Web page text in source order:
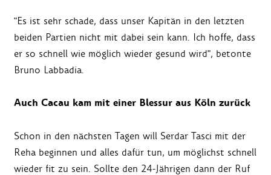
"Es ist sehr schade, dass unser Kapitän in den letzten
beiden Partien nicht mit dabei sein kann. Ich hoffe, dass
er so schnell wie möglich wieder gesund wird", betonte
Bruno Labbadia.
Auch Cacau kam mit einer Blessur aus Köln zurück
Schon in den nächsten Tagen will Serdar Tasci mit der
Reha beginnen und alles dafür tun, um möglichst schnell
wieder fit zu sein. Sollte den 24-Jährigen dann der Ruf